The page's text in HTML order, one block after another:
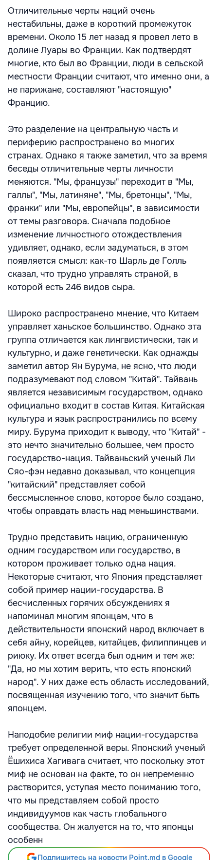
Отличительные черты наций очень
нестабильны, даже в короткий промежуток
времени. Около 15 лет назад я провел лето в
долине Луары во Франции. Как подтвердят
многие, кто был во Франции, люди в сельской
местности Франции считают, что именно они, а
не парижане, составляют "настоящую"
Францию.
Это разделение на центральную часть и
периферию распространено во многих
странах. Однако я также заметил, что за время
беседы отличительные черты личности
меняются. "Мы, французы" переходит в "Мы,
галлы", "Мы, латиняне", "Мы, бретонцы", "Мы,
франки" или "Мы, европейцы", в зависимости
от темы разговора. Сначала подобное
изменение личностного отождествления
удивляет, однако, если задуматься, в этом
появляется смысл: как-то Шарль де Голль
сказал, что трудно управлять страной, в
которой есть 246 видов сыра.
Широко распространено мнение, что Китаем
управляет ханьское большинство. Однако эта
группа отличается как лингвистически, так и
культурно, и даже генетически. Как однажды
заметил автор Ян Бурума, не ясно, что люди
подразумевают под словом "Китай". Тайвань
является независимым государством, однако
официально входит в состав Китая. Китайская
культура и язык распространились по всему
миру. Бурума приходит к выводу, что "Китай" -
это нечто значительно большее, чем просто
государство-нация. Тайваньский ученый Ли
Сяо-фэн недавно доказывал, что концепция
"китайский" представляет собой
бессмысленное слово, которое было создано,
чтобы оправдать власть над меньшинствами.
Трудно представить нацию, ограниченную
одним государством или государство, в
котором проживает только одна нация.
Некоторые считают, что Япония представляет
собой пример нации-государства. В
бесчисленных горячих обсуждениях я
напоминал многим японцам, что в
действительности японский народ включает в
себя айну, корейцев, китайцев, филиппинцев и
риюку. Их ответ всегда был одним и тем же:
"Да, но мы хотим верить, что есть японский
народ". У них даже есть область исследований,
посвященная изучению того, что значит быть
японцем.
Наподобие религии миф нации-государства
требует определенной веры. Японский ученый
Ёшихиса Хагивага считает, что поскольку этот
миф не основан на факте, то он непременно
растворится, уступая место пониманию того,
что мы представляем собой просто
индивидуумов как часть глобального
сообщества. Он жалуется на то, что японцы
особенн
Подпишитесь на новости Point.md в Google